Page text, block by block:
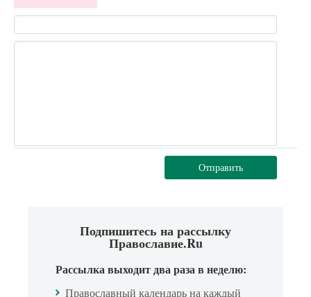
Отправить
Подпишитесь на рассылку
Православие.Ru
Рассылка выходит два раза в неделю:
Православный календарь на каждый